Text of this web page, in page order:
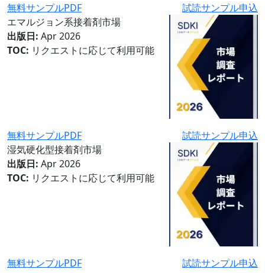
無料サンプルPDF
試読サンプル申込
エマルジョン系接着剤市場
出版日: Apr 2026
TOC: リクエストに応じて利用可能
無料サンプルPDF
試読サンプル申込
湿気硬化型接着剤市場
出版日: Apr 2026
TOC: リクエストに応じて利用可能
無料サンプルPDF 試読サンプル申込